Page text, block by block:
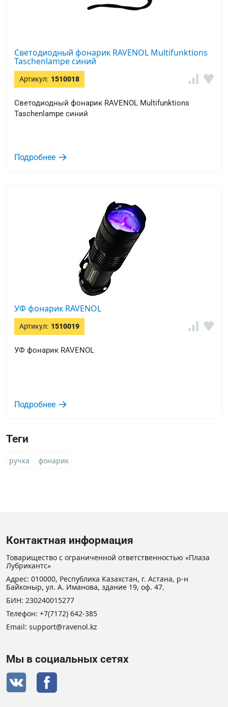
Теги
ручка фонарик
Светодиодный фонарик RAVENOL Multifunktions
Taschenlampe синий
Артикул: 1510018
Светодиодный фонарик RAVENOL Multifunktions
Taschenlampe синий
Подробнее
УФ фонарик RAVENOL
Артикул: 1510019
УФ фонарик RAVENOL
Подробнее
Контактная информация
Товарищество с ограниченной ответственностью «Плаза
Лубрикантс»
Адрес: 010000, Республика Казахстан, г. Астана, р-н
Байконыр, ул. А. Иманова, здание 19, оф. 47.
БИН: 230240015277
Телефон: +7(7172) 642-385
Email: support@ravenol.kz
Мы в социальных сетях